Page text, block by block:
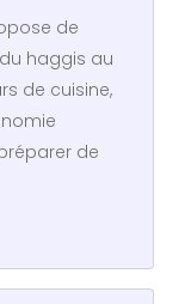
de
haggis au
de cuisine,
de